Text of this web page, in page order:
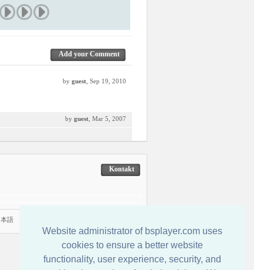
Website administrator of bsplayer.com uses
cookies to ensure a better website
functionality, user experience, security, and
Add your Comment
by guest , Sep 19, 2010
by guest , Mar 5, 2007
Kontakt
本語